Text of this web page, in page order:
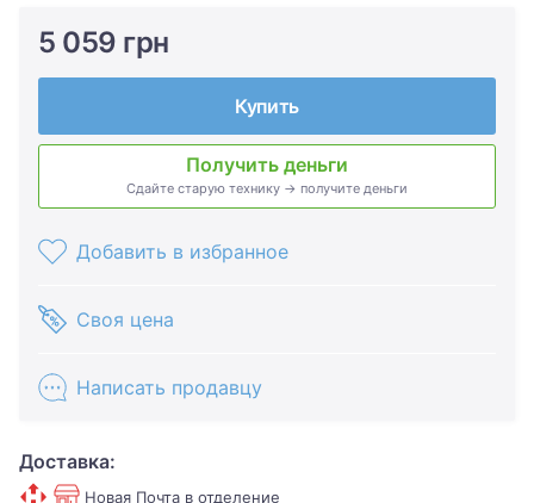
5 059 грн
Купить
Получить деньги
Сдайте старую технику → получите деньги
Добавить в избранное
Своя цена
Написать продавцу
Доставка:
Новая Почта в отделение